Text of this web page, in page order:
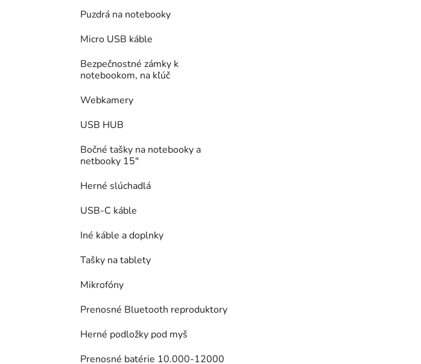
Puzdrá na notebooky
Micro USB káble
Bezpečnostné zámky k
notebookom, na kľúč
Webkamery
USB HUB
Bočné tašky na notebooky a
netbooky 15"
Herné slúchadlá
USB-C káble
Iné káble a doplnky
Tašky na tablety
Mikrofóny
Prenosné Bluetooth reproduktory
Herné podložky pod myš
Prenosné batérie 10.000-12000